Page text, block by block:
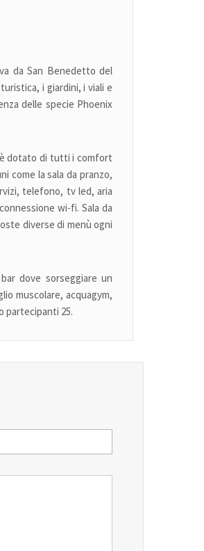
da San Benedetto del
i giardini, i viali e
delle specie Phoenix
è dotato di tutti i comfort
come la sala da pranzo,
telefono, tv led, aria
wi-fi. Sala da
diverse di menù ogni
dove sorseggiare un
muscolare, acquagym,
partecipanti 25.